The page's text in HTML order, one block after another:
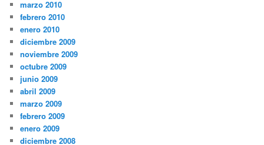
marzo 2010
febrero 2010
enero 2010
diciembre 2009
noviembre 2009
octubre 2009
junio 2009
abril 2009
marzo 2009
febrero 2009
enero 2009
diciembre 2008